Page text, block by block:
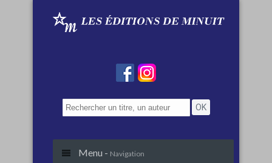
Menu - Navigation